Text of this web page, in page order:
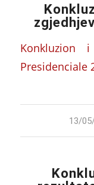
Konkluzion
Presidenciale
13//